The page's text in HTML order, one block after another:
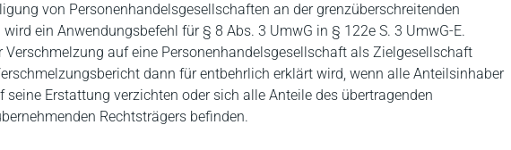
von Personenhandelsgesellschaften an der grenzüberschreitenden
ein Anwendungsbefehl für § 8 Abs. 3 UmwG in § 122e S. 3 UmwG-E.
Verschmelzung auf eine Personenhandelsgesellschaft als Zielgesellschaft
dann für entbehrlich erklärt wird, wenn alle Anteilsinhaber
Erstattung verzichten oder sich alle Anteile des übertragenden
Rechtsträgers befinden.